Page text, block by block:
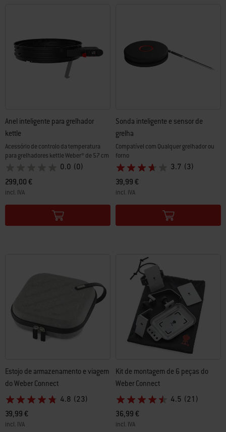
Anel inteligente para grelhador
kettle
Acessório de controlo da temperatura
para grelhadores kettle Weber® de 57 cm
0.0 (0)
299,00 €
incl. IVA
Color Options
Sonda inteligente e sensor de
grelha
Compatível com Qualquer grelhador ou
forno
3.7 (3)
39,99 €
incl. IVA
Color Options
Estojo de armazenamento e viagem
do Weber Connect
4.8 (23)
39,99 €
incl. IVA
Kit de montagem de 6 peças do
Weber Connect
4.5 (21)
36,99 €
incl. IVA